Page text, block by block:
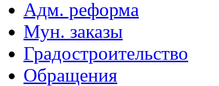
Адм. реформа
Мун. заказы
Градостроительство
Обращения